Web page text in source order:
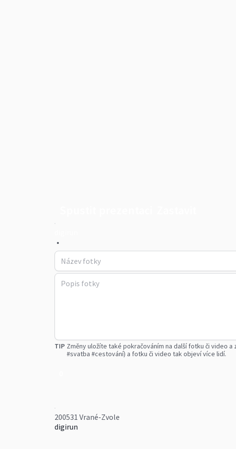
•
TIP Změny uložíte také pokračováním na další fotku či video a
#svatba #cestování) a fotku či video tak objeví více lidí.
200531 Vrané-Zvole
digirun